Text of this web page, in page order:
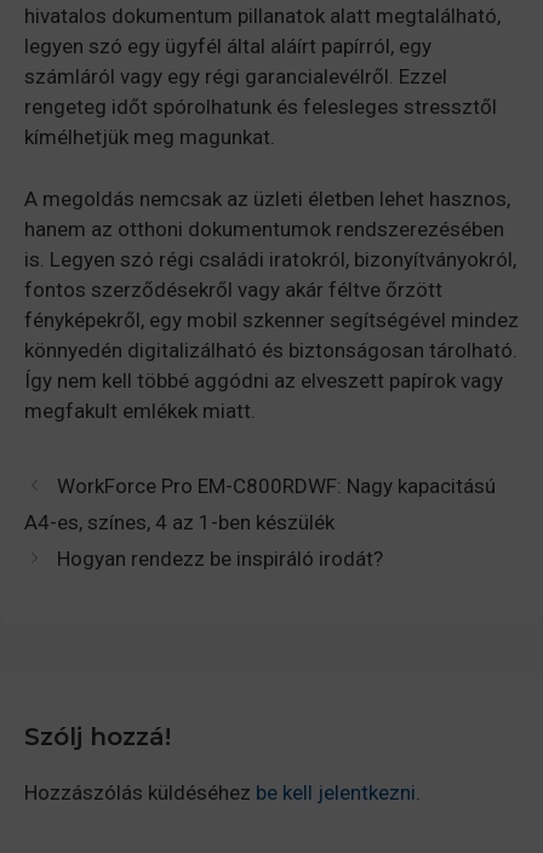
hivatalos dokumentum pillanatok alatt megtalálható,
legyen szó egy ügyfél által aláírt papírról, egy
számláról vagy egy régi garancialevélről. Ezzel
rengeteg időt spórolhatunk és felesleges stressztől
kímélhetjük meg magunkat.
A megoldás nemcsak az üzleti életben lehet hasznos,
hanem az otthoni dokumentumok rendszerezésében
is. Legyen szó régi családi iratokról, bizonyítványokról,
fontos szerződésekről vagy akár féltve őrzött
fényképekről, egy mobil szkenner segítségével mindez
könnyedén digitalizálható és biztonságosan tárolható.
Így nem kell többé aggódni az elveszett papírok vagy
megfakult emlékek miatt.
WorkForce Pro EM-C800RDWF: Nagy kapacitású
A4-es, színes, 4 az 1-ben készülék
Hogyan rendezz be inspiráló irodát?
Szólj hozzá!
Hozzászólás küldéséhez be kell jelentkezni